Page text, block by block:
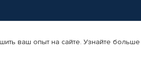
магазин автомобильных товаров
ваш опыт на сайте. Узнайте